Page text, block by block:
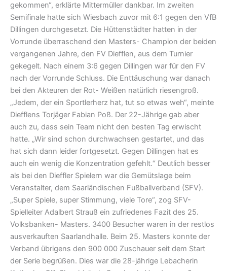
gekommen“, erklärte Mittermüller dankbar. Im zweiten
Semifinale hatte sich Wiesbach zuvor mit 6:1 gegen den VfB
Dillingen durchgesetzt. Die Hüttenstädter hatten in der
Vorrunde überraschend den Masters- Champion der beiden
vergangenen Jahre, den FV Diefflen, aus dem Turnier
gekegelt. Nach einem 3:6 gegen Dillingen war für den FV
nach der Vorrunde Schluss. Die Enttäuschung war danach
bei den Akteuren der Rot- Weißen natürlich riesengroß.
„Jedem, der ein Sportlerherz hat, tut so etwas weh“, meinte
Diefflens Torjäger Fabian Poß. Der 22-Jährige gab aber
auch zu, dass sein Team nicht den besten Tag erwischt
hatte. „Wir sind schon durchwachsen gestartet, und das
hat sich dann leider fortgesetzt. Gegen Dillingen hat es
auch ein wenig die Konzentration gefehlt.“ Deutlich besser
als bei den Dieffler Spielern war die Gemütslage beim
Veranstalter, dem Saarländischen Fußballverband (SFV).
„Super Spiele, super Stimmung, viele Tore“, zog SFV-
Spielleiter Adalbert Strauß ein zufriedenes Fazit des 25.
Volksbanken- Masters. 3400 Besucher waren in der restlos
ausverkauften Saarlandhalle. Beim 25. Masters konnte der
Verband übrigens den 900 000 Zuschauer seit dem Start
der Serie begrüßen. Dies war die 28-jährige Lebacherin